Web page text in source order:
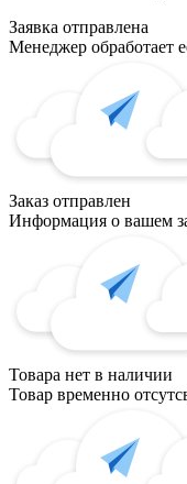
Заявка отправлена
Менеджер обработает
Заказ отправлен
Информация о вашем
Товара нет в наличии
Товар временно